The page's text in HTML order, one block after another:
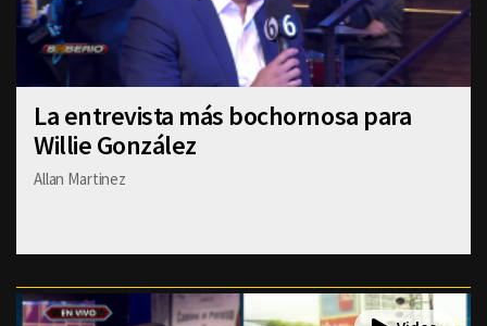
La entrevista más bochornosa para
Willie González
Allan Martinez